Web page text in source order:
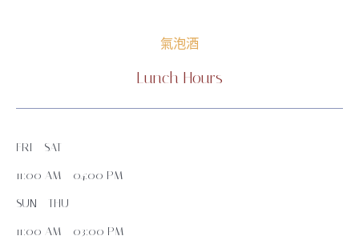
氣泡酒
Lunch Hours
FRI - SAT
11:00 AM - 04:00 PM
SUN - THU
11:00 AM - 03:00 PM